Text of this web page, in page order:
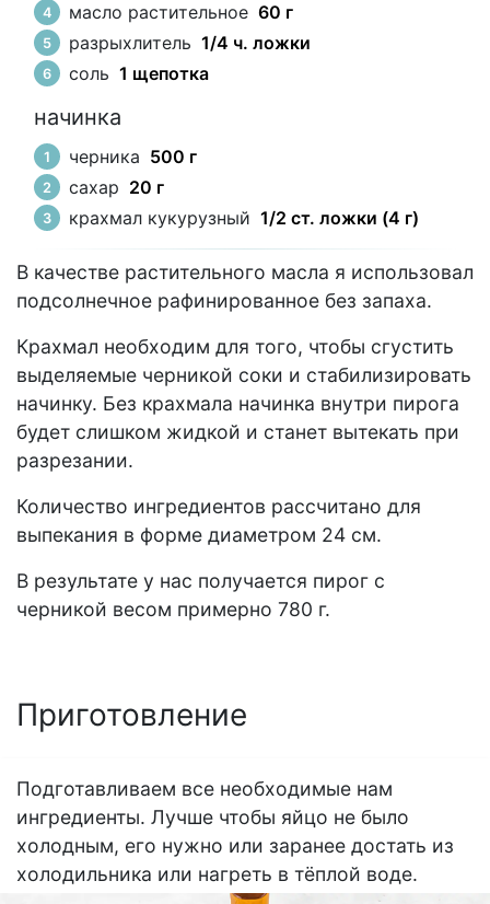
масло растительное 60 г
разрыхлитель 1/4 ч. ложки
соль 1 щепотка
начинка
черника 500 г
сахар 20 г
крахмал кукурузный 1/2 ст. ложки (4 г)
В качестве растительного масла я использовал
подсолнечное рафинированное без запаха.
Крахмал необходим для того, чтобы сгустить
выделяемые черникой соки и стабилизировать
начинку. Без крахмала начинка внутри пирога
будет слишком жидкой и станет вытекать при
разрезании.
Количество ингредиентов рассчитано для
выпекания в форме диаметром 24 см.
В результате у нас получается пирог с
черникой весом примерно 780 г.
Приготовление
Подготавливаем все необходимые нам
ингредиенты. Лучше чтобы яйцо не было
холодным, его нужно или заранее достать из
холодильника или нагреть в тёплой воде.